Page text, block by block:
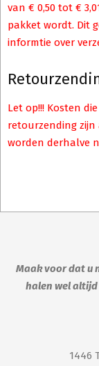
van € 0,50 tot €
pakket wordt. Dit
informtie over
Let op!!! Kosten
retourzending
worden derhalve
Maak voor dat u
halen wel
1446